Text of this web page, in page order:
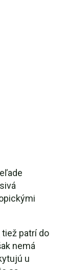
tiež patrí do
nemá
u